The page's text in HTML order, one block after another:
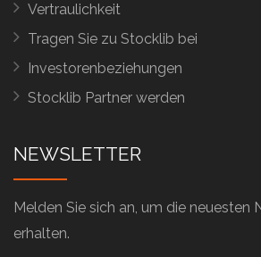
Vertraulichkeit
Tragen Sie zu Stocklib bei
Investorenbeziehungen
Stocklib Partner werden
NEWSLETTER
Melden Sie sich an, um die neuesten
erhalten.